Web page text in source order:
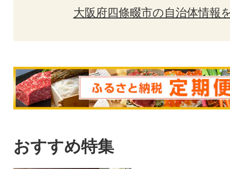
大阪府四條畷市の自治体情報
おすすめ特集